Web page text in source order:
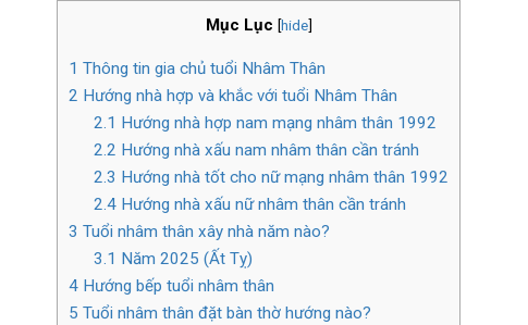
Mục Lục [hide]
1 Thông tin gia chủ tuổi Nhâm Thân
2 Hướng nhà hợp và khắc với tuổi Nhâm Thân
2.1 Hướng nhà hợp nam mạng nhâm thân 1992
2.2 Hướng nhà xấu nam nhâm thân cần tránh
2.3 Hướng nhà tốt cho nữ mạng nhâm thân 1992
2.4Hướng nhà xấu nữ nhâm thân cần tránh
3 Tuổi nhâm thân xây nhà năm nào?
3.1 Năm 2025 (Ất Tỵ)
4 Hướng bếp tuổi nhâm thân
5 Tuổi nhâm thân đặt bàn thờ hướng nào?